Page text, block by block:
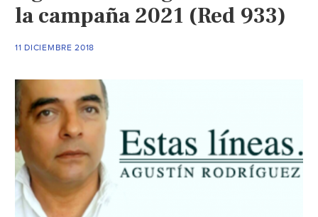
la campaña 2021 (Red 933)
11 DICIEMBRE 2018